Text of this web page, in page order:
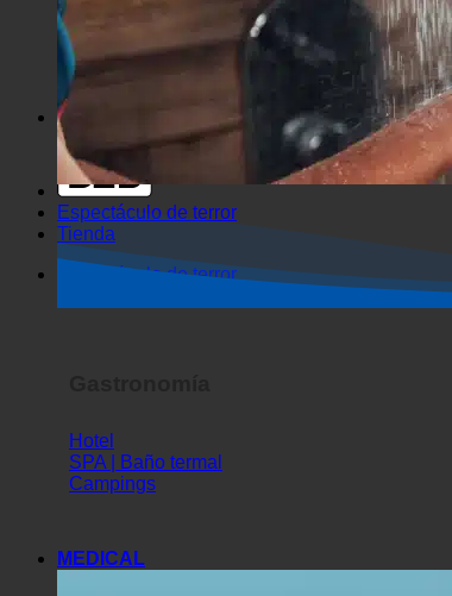
Buscar en extracto
Espectáculo de terror
Tienda
Espectáculo de terror
Hotel
SPA | Baño termal
Campings
MEDICAL